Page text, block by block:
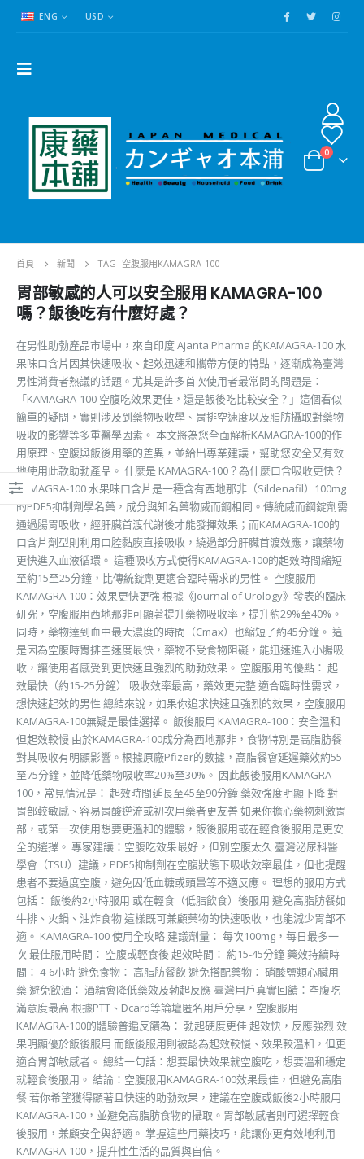
ENG USD
0
首頁 新聞 TAG -空腹服用KAMAGRA-100
胃部敏感的人可以安全服用 KAMAGRA-100
嗎？飯後吃有什麼好處？
在男性助勃產品市場中，來自印度 Ajanta Pharma 的KAMAGRA-100 水
果味口含片因其快速吸收、起效迅速和攜帶方便的特點，逐漸成為臺灣
男性消費者熱議的話題。尤其是許多首次使用者最常問的問題是：
「KAMAGRA-100 空腹吃效果更佳，還是飯後吃比較安全？」這個看似
簡單的疑問，實則涉及到藥物吸收學、胃排空速度以及脂肪攝取對藥物
吸收的影響等多重醫學因素。 本文將為您全面解析KAMAGRA-100的作
用原理、空腹與飯後用藥的差異，並給出專業建議，幫助您安全又有效
地使用此款助勃產品。 什麼是 KAMAGRA-100？為什麼口含吸收更快？
KAMAGRA-100 水果味口含片是一種含有西地那非（Sildenafil）100mg
的PDE5抑制劑學名藥，成分與知名藥物威而鋼相同。傳統威而鋼錠劑需
通過腸胃吸收，經肝臟首渡代謝後才能發揮效果；而KAMAGRA-100的
口含片劑型則利用口腔黏膜直接吸收，繞過部分肝臟首渡效應，讓藥物
更快進入血液循環。 這種吸收方式使得KAMAGRA-100的起效時間縮短
至約15至25分鐘，比傳統錠劑更適合臨時需求的男性。 空腹服用
KAMAGRA-100：效果更快更強 根據《Journal of Urology》發表的臨床
研究，空腹服用西地那非可顯著提升藥物吸收率，提升約29%至40%。
同時，藥物達到血中最大濃度的時間（Cmax）也縮短了約45分鐘。 這
是因為空腹時胃排空速度最快，藥物不受食物阻礙，能迅速進入小腸吸
收，讓使用者感受到更快速且強烈的助勃效果。 空腹服用的優點： 起
效最快（約15-25分鐘） 吸收效率最高，藥效更完整 適合臨時性需求，
想快速起效的男性 總結來說，如果你追求快速且強烈的效果，空腹服用
KAMAGRA-100無疑是最佳選擇。 飯後服用 KAMAGRA-100：安全溫和
但起效較慢 由於KAMAGRA-100成分為西地那非，食物特別是高脂肪餐
對其吸收有明顯影響。根據原廠Pfizer的數據，高脂餐會延遲藥效約55
至75分鐘，並降低藥物吸收率20%至30%。 因此飯後服用KAMAGRA-
100，常見情況是： 起效時間延長至45至90分鐘 藥效強度明顯下降 對
胃部較敏感、容易胃酸逆流或初次用藥者更友善 如果你擔心藥物刺激胃
部，或第一次使用想要更溫和的體驗，飯後服用或在輕食後服用是更安
全的選擇。 專家建議：空腹吃效果最好，但別空腹太久 臺灣泌尿科醫
學會（TSU）建議，PDE5抑制劑在空腹狀態下吸收效率最佳，但也提醒
患者不要過度空腹，避免因低血糖或頭暈等不適反應。 理想的服用方式
包括： 飯後約2小時服用 或在輕食（低脂飲食）後服用 避免高脂肪餐如
牛排、火鍋、油炸食物 這樣既可兼顧藥物的快速吸收，也能減少胃部不
適。 KAMAGRA-100 使用全攻略 建議劑量： 每次100mg，每日最多一
次 最佳服用時間： 空腹或輕食後 起效時間： 約15-45分鐘 藥效持續時
間： 4-6小時 避免食物： 高脂肪餐飲 避免搭配藥物： 硝酸鹽類心臟用
藥 避免飲酒： 酒精會降低藥效及勃起反應 臺灣用戶真實回饋：空腹吃
滿意度最高 根據PTT、Dcard等論壇匿名用戶分享，空腹服用
KAMAGRA-100的體驗普遍反饋為： 勃起硬度更佳 起效快，反應強烈 效
果明顯優於飯後服用 而飯後服用則被認為起效較慢、效果較溫和，但更
適合胃部敏感者。 總結一句話：想要最快效果就空腹吃，想要溫和穩定
就輕食後服用。 結論：空腹服用KAMAGRA-100效果最佳，但避免高脂
餐 若你希望獲得顯著且快速的助勃效果，建議在空腹或飯後2小時服用
KAMAGRA-100，並避免高脂肪食物的攝取。胃部敏感者則可選擇輕食
後服用，兼顧安全與舒適。 掌握這些用藥技巧，能讓你更有效地利用
KAMAGRA-100，提升性生活的品質與自信。